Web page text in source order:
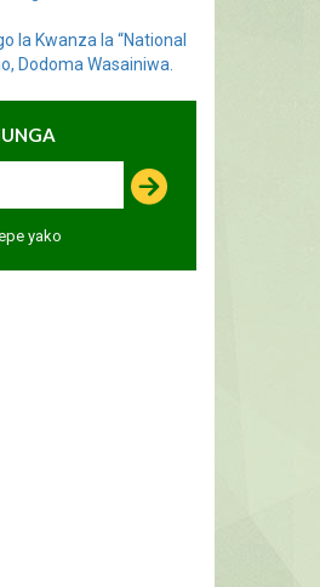
la Kwanza la “National
Dodoma Wasainiwa.
yako